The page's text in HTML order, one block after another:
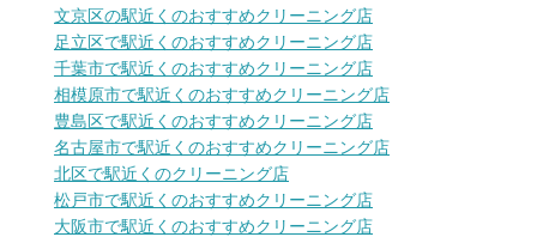
文京区の駅近くのおすすめクリーニング店
足立区で駅近くのおすすめクリーニング店
千葉市で駅近くのおすすめクリーニング店
相模原市で駅近くのおすすめクリーニング店
豊島区で駅近くのおすすめクリーニング店
名古屋市で駅近くのおすすめクリーニング店
北区で駅近くのクリーニング店
松戸市で駅近くのおすすめクリーニング店
大阪市で駅近くのおすすめクリーニング店